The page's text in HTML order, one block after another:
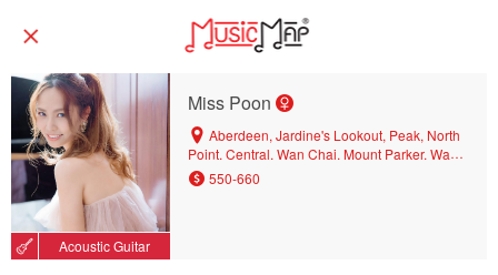
Acoustic Guitar
Miss Poon
Aberdeen, Jardine's Lookout, Peak, North
Point, Central, Wan Chai, Mount Parker, Wan
Chai North, West Mid-levels, Wong Nai
Chung, Tin Hau, East Mid-levels, Happy
550-660